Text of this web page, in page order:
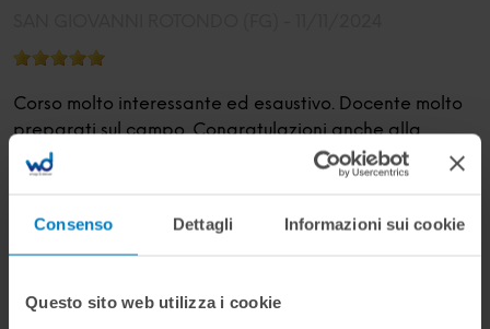
Consenso Dettagli Informazioni sui cookie
Questo sito web utilizza i cookie
Corso molto interessante ed esaustivo. Docente molto
preparati sul campo. Congratulazioni anche alla
videomaker per i suoi video.
Debora C.